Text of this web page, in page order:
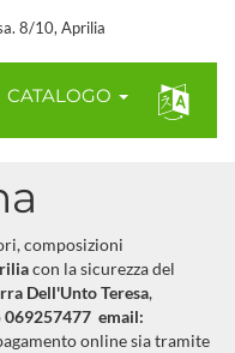
8/10, Aprilia
CATALOGO
composizioni
con la sicurezza del
Dell'Unto Teresa,
069257477 email:
online sia tramite